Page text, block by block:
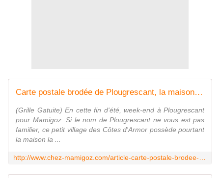
Carte postale brodée de Plougrescant, la maison du gouffre - Chez Mamigoz
(Grille Gatuite) En cette fin d'été, week-end à Plougrescant
pour Mamigoz. Si le nom de Plougrescant ne vous est pas
familier, ce petit village des Côtes d'Armor possède pourtant
la maison la ...